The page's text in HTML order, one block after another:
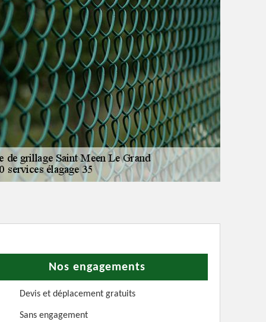
Nos engagements
Devis et déplacement gratuits
Sans engagement